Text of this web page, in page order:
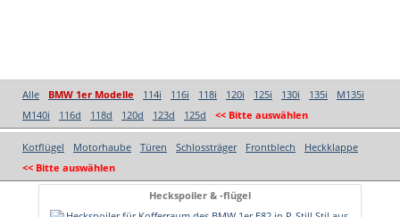
Alle BMW 1er Modelle 114i 116i 118i 120i 125i 130i 135i
M135i
M140i
116d 118d 120d 123d 125d << Bitte auswählen
Kotflügel Motorhaube Türen Schlossträger Frontblech
Heckklappe
<< Bitte auswählen
Heckspoiler & -flügel